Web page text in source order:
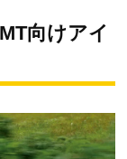
向けアイ